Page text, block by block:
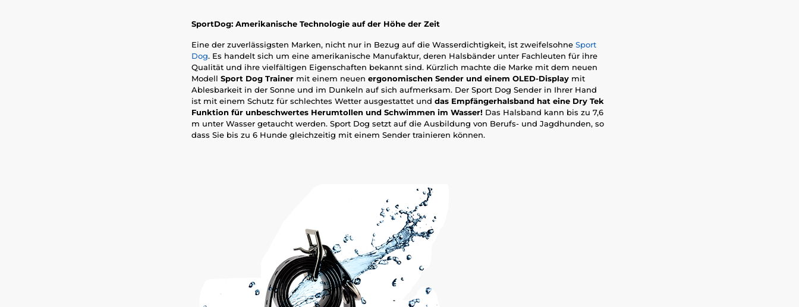
SportDog: Amerikanische Technologie auf der Höhe der Zeit
Eine der zuverlässigsten Marken, nicht nur in Bezug auf die Wasserdichtigkeit, ist zweifelsohne Sport
Dog. Es handelt sich um eine amerikanische Manufaktur, deren Halsbänder unter Fachleuten für ihre
Qualität und ihre vielfältigen Eigenschaften bekannt sind. Kürzlich machte die Marke mit dem neuen
Modell Sport Dog Trainer mit einem neuen ergonomischen Sender und einem OLED-Display mit
Ablesbarkeit in der Sonne und im Dunkeln auf sich aufmerksam. Der Sport Dog Sender in Ihrer Hand
ist mit einem Schutz für schlechtes Wetter ausgestattet und das Empfängerhalsband hat eine Dry Tek
Funktion für unbeschwertes Herumtollen und Schwimmen im Wasser! Das Halsband kann bis zu 7,6
m unter Wasser getaucht werden. Sport Dog setzt auf die Ausbildung von Berufs- und Jagdhunden, so
dass Sie bis zu 6 Hunde gleichzeitig mit einem Sender trainieren können.